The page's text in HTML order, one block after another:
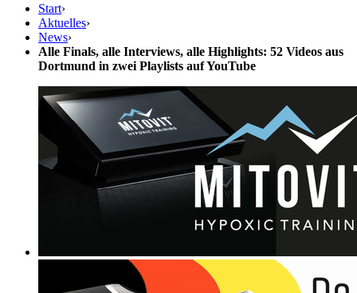
Start›
Aktuelles›
News›
Alle Finals, alle Interviews, alle Highlights: 52 Videos aus
Dortmund in zwei Playlists auf YouTube